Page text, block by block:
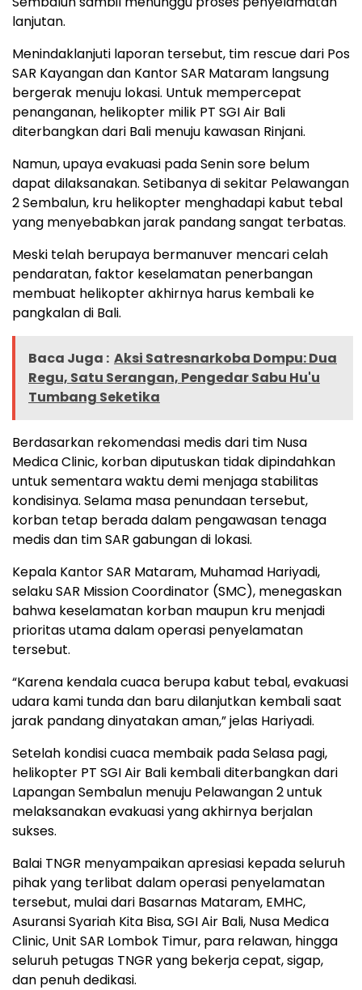
lanjutan.
Menindaklanjuti laporan tersebut, tim rescue dari Pos
SAR Kayangan dan Kantor SAR Mataram langsung
bergerak menuju lokasi. Untuk mempercepat
penanganan, helikopter milik PT SGI Air Bali
diterbangkan dari Bali menuju kawasan Rinjani.
Namun, upaya evakuasi pada Senin sore belum
dapat dilaksanakan. Setibanya di sekitar Pelawangan
2 Sembalun, kru helikopter menghadapi kabut tebal
yang menyebabkan jarak pandang sangat terbatas.
Meski telah berupaya bermanuver mencari celah
pendaratan, faktor keselamatan penerbangan
membuat helikopter akhirnya harus kembali ke
pangkalan di Bali.
Baca Juga : Aksi Satresnarkoba Dompu: Dua
Regu, Satu Serangan, Pengedar Sabu Hu'u
Tumbang Seketika
Berdasarkan rekomendasi medis dari tim Nusa
Medica Clinic, korban diputuskan tidak dipindahkan
untuk sementara waktu demi menjaga stabilitas
kondisinya. Selama masa penundaan tersebut,
korban tetap berada dalam pengawasan tenaga
medis dan tim SAR gabungan di lokasi.
Kepala Kantor SAR Mataram, Muhamad Hariyadi,
selaku SAR Mission Coordinator (SMC), menegaskan
bahwa keselamatan korban maupun kru menjadi
prioritas utama dalam operasi penyelamatan
tersebut.
“Karena kendala cuaca berupa kabut tebal, evakuasi
udara kami tunda dan baru dilanjutkan kembali saat
jarak pandang dinyatakan aman,” jelas Hariyadi.
Setelah kondisi cuaca membaik pada Selasa pagi,
helikopter PT SGI Air Bali kembali diterbangkan dari
Lapangan Sembalun menuju Pelawangan 2 untuk
melaksanakan evakuasi yang akhirnya berjalan
sukses.
Balai TNGR menyampaikan apresiasi kepada seluruh
pihak yang terlibat dalam operasi penyelamatan
tersebut, mulai dari Basarnas Mataram, EMHC,
Asuransi Syariah Kita Bisa, SGI Air Bali, Nusa Medica
Clinic, Unit SAR Lombok Timur, para relawan, hingga
seluruh petugas TNGR yang bekerja cepat, sigap,
dan penuh dedikasi.